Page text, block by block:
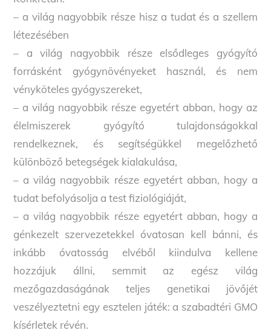
– a világ nagyobbik része hisz a tudat és a szellem
létezésében
– a világ nagyobbik része elsődleges gyógyító
forrásként gyógynövényeket használ, és nem
vényköteles gyógyszereket,
– a világ nagyobbik része egyetért abban, hogy az
élelmiszerek gyógyító tulajdonságokkal
rendelkeznek, és segítségükkel megelőzhető
különböző betegségek kialakulása,
– a világ nagyobbik része egyetért abban, hogy a
tudat befolyásolja a test fiziológiáját,
– a világ nagyobbik része egyetért abban, hogy a
génkezelt szervezetekkel óvatosan kell bánni, és
inkább óvatosság elvéből kiindulva kellene
hozzájuk állni, semmit az egész világ
mezőgazdaságának teljes genetikai jövőjét
veszélyeztetni egy esztelen játék: a szabadtéri GMO
kísérletek révén.